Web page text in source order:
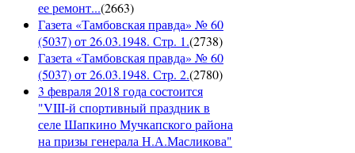
ее ремонт...(2663)
Газета «Тамбовская правда» № 60
(5037) от 26.03.1948. Стр. 1.(2738)
Газета «Тамбовская правда» № 60
(5037) от 26.03.1948. Стр. 2.(2780)
3 февраля 2018 года состоится
"VIII-й спортивный праздник в
селе Шапкино Мучкапского района
на призы генерала Н.А.Масликова"